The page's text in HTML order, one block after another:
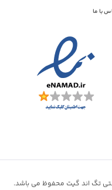
با ما
تگ اند گیت محفوظ می باشد.